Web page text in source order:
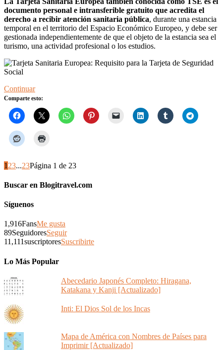
documento personal e intransferible gratuito que acredita el
derecho a recibir atención sanitaria pública, durante una estancia
temporal en el territorio del Espacio Económico Europeo, y debe ser
gestionada independientemente de que el objeto de la estancia sea el
turismo, una actividad profesional o los estudios.
Continuar
Comparte esto:
1 23...23Página 1 de 23
Buscar en Blogitravel.com
Síguenos
1,916FansMe gusta
89SeguidoresSeguir
11,111suscriptoresSuscribirte
Lo Más Popular
Abecedario Japonés Completo: Hiragana,
Katakana y Kanji [Actualizado]
Inti: El Dios Sol de los Incas
Mapa de América con Nombres de Países para
Imprimir [Actualizado]